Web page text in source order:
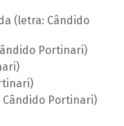
(letra: Cândido
Portinari)
Portinari)